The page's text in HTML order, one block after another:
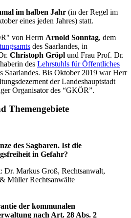
im halben Jahr (in der Regel im
eines jeden Jahres) statt.
von Herrn Arnold Sonntag, dem
des Saarlandes, in
Christoph Gröpl und Frau Prof. Dr.
des Lehrstuhls für Öffentliches
Saarlandes. Bis Oktober 2019 war Herr
der Landeshauptstadt
Organisator des “GKÖR”.
Themengebiete
des Sagbaren. Ist die
in Gefahr?
Dr. Markus Groß, Rechtsanwalt,
Müller Rechtsanwälte
der kommunalen
nach Art. 28 Abs. 2